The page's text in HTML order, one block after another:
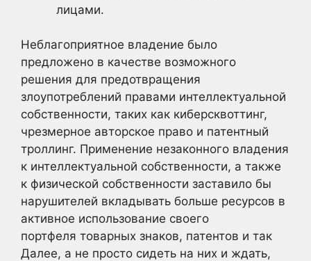
лицами.
Неблагоприятное владение было
предложено в качестве возможного
решения для предотвращения
злоупотреблений правами интеллектуальной
собственности, таких как киберсквоттинг,
чрезмерное авторское право и патентный
троллинг. Применение незаконного владения
к интеллектуальной собственности, а также
к физической собственности заставило бы
нарушителей вкладывать больше ресурсов в
активное использование своего
портфеля товарных знаков, патентов и так
Далее, а не просто сидеть на них и ждать,